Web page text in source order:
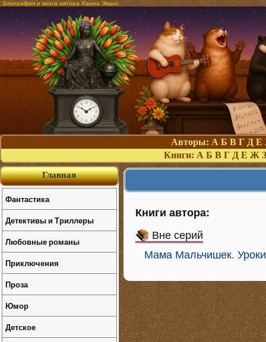
Биография и книги автора Ханна Эванс
Авторы: А Б В Г Д Е
Книги: А Б В Г Д Е Ж З
Книги автора:
Вне серий
Мама Мальчишек.
Главная
Фантастика
Детективы и Триллеры
Любовные романы
Приключения
Проза
Юмор
Детское